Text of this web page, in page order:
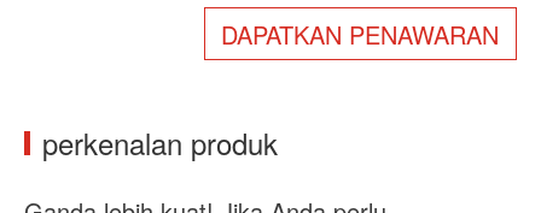
DAPATKAN PENAWARAN
perkenalan produk